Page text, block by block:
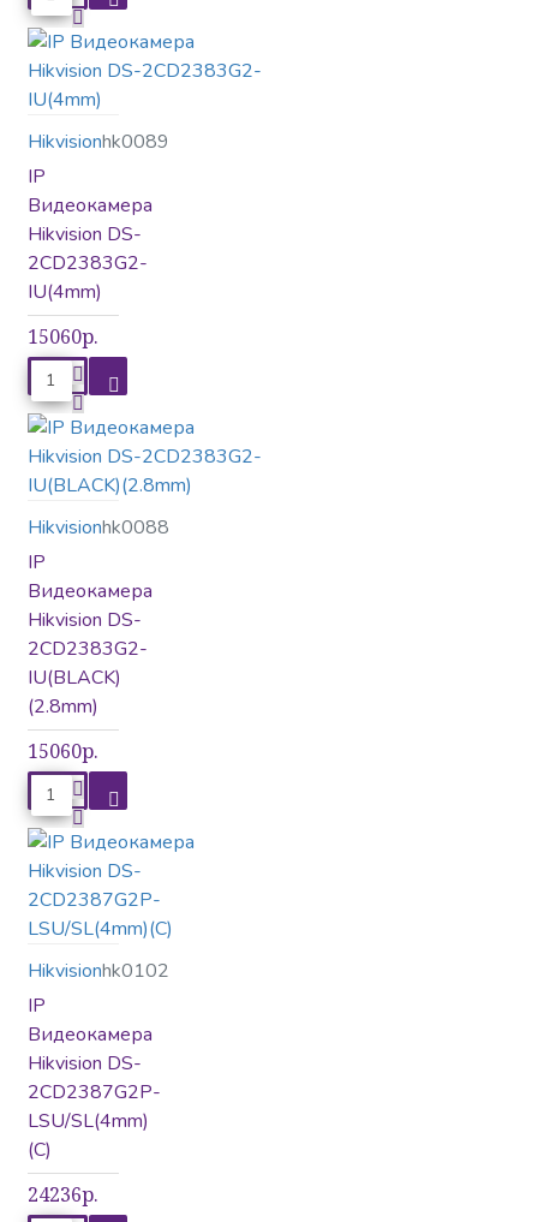
Hikvisionhk0089
IP
Видеокамера
Hikvision DS-
2CD2383G2-
IU(4mm)
15060р.
Hikvisionhk0088
IP
Видеокамера
Hikvision DS-
2CD2383G2-
IU(BLACK)
(2.8mm)
15060р.
Hikvisionhk0102
IP
Видеокамера
Hikvision DS-
2CD2387G2P-
LSU/SL(4mm)
(C)
24236р.